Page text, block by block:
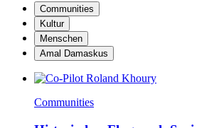
Communities
Kultur
Menschen
Amal Damaskus
Communities